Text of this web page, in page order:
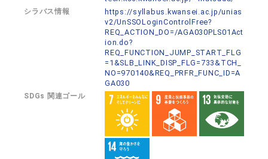
シラバス情報
https://syllabus.kwansei.ac.jp/unias
v2/UnSSOLoginControlFree?
REQ_ACTION_DO=/AGA030PLS01Act
ion.do?
REQ_FUNCTION_JUMP_START_FLG
=1&SLB_LINK_DISP_FLG=733&TCH_
NO=970140&REQ_PRFR_FUNC_ID=A
GA030
SDGs 関連ゴール